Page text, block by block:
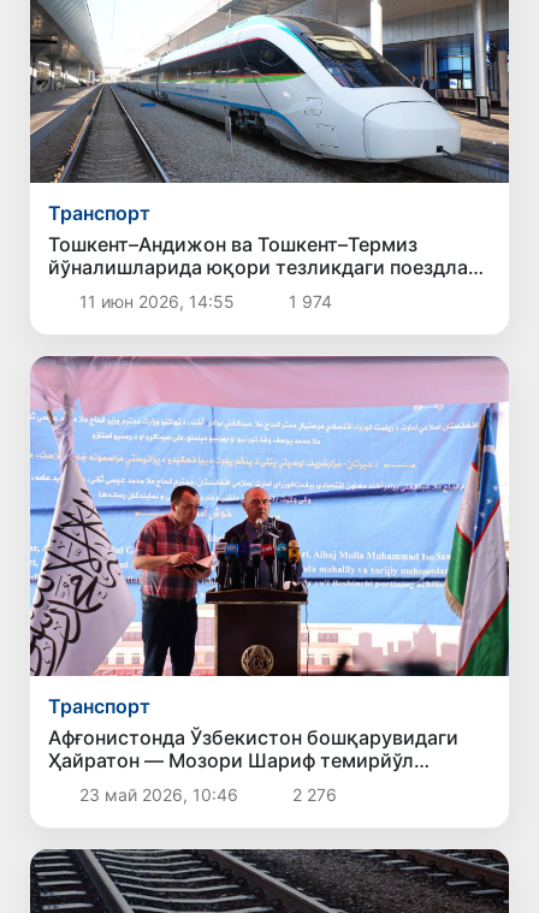
Транспорт
Тошкент–Андижон ва Тошкент–Термиз
йўналишларида юқори тезликдаги поездлар
ҳаракати йўлга қўйилади
11 июн 2026, 14:55 1 974
Транспорт
Афғонистонда Ўзбекистон бошқарувидаги
Ҳайратон — Мозори Шариф темирйўл
линиясида янги қуруқлик порти очилди
23 май 2026, 10:46 2 276